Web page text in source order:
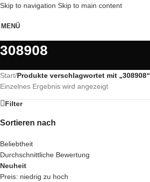
Skip to navigation Skip to main content
MENÜ
308908
Start/Produkte verschlagwortet mit „308908“
Einzelnes Ergebnis wird angezeigt
Filter
Sortieren nach
Beliebtheit
Durchschnittliche Bewertung
Neuheit
Preis: niedrig zu hoch